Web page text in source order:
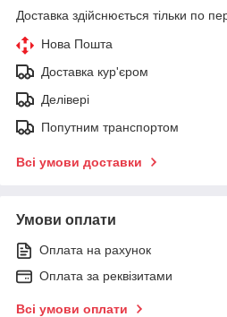
Доставка здійснюється тільки по
Нова Пошта
Доставка кур'єром
Делівері
Попутним транспортом
Всі умови доставки
Умови оплати
Оплата на рахунок
Оплата за реквізитами
Всі умови оплати